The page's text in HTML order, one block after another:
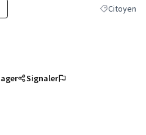
Filtrer les
Citoyen
Signaler